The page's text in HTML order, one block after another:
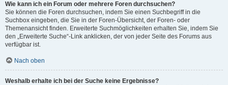
Wie kann ich ein Forum oder mehrere Foren durchsuchen?
Sie können die Foren durchsuchen, indem Sie einen Suchbegriff in die
Suchbox eingeben, die Sie in der Foren-Übersicht, der Foren- oder
Themenansicht finden. Erweiterte Suchmöglichkeiten erhalten Sie, indem Sie
den „Erweiterte Suche“-Link anklicken, der von jeder Seite des Forums aus
verfügbar ist.
Nach oben
Weshalb erhalte ich bei der Suche keine Ergebnisse?